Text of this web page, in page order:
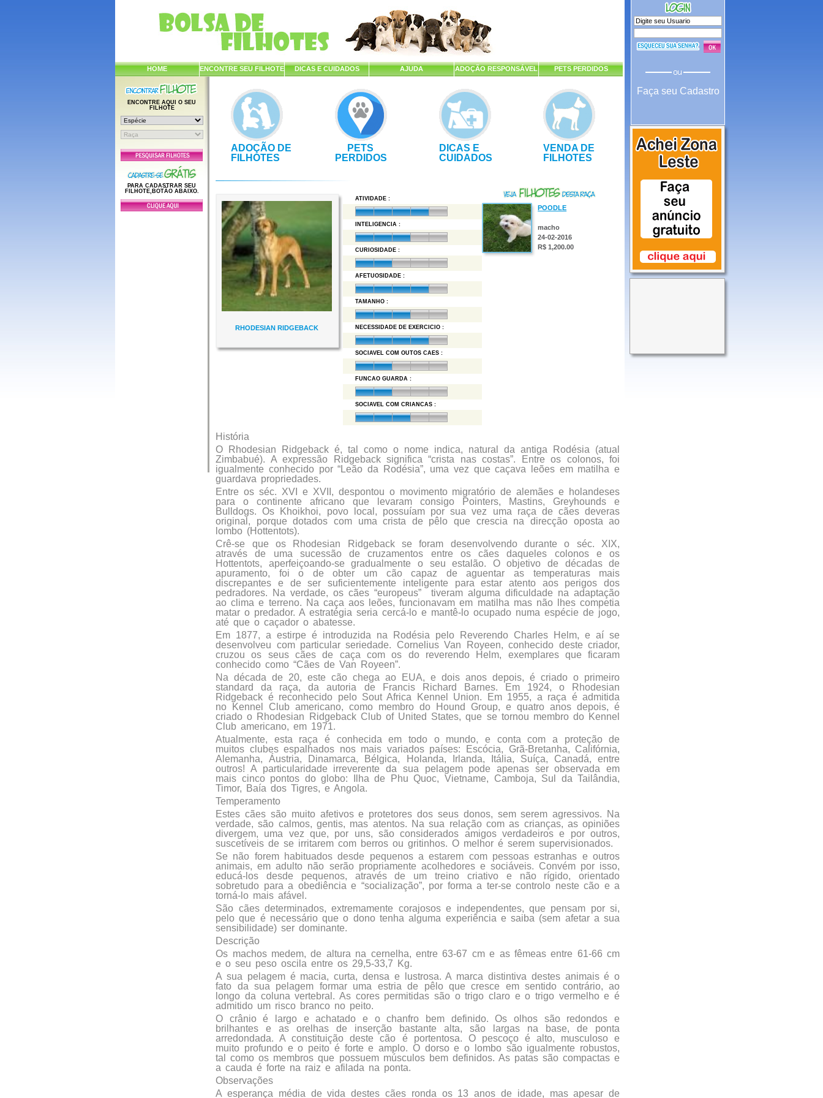
HOME ENCONTRE SEU FILHOTE DICAS E CUIDADOS AJUDA ADOÇÃO RESPONSÁVEL PETS PERDIDOS
ENCONTRE AQUI O SEU
FILHOTE
PARA CADASTRAR SEU
FILHOTE,BOTÃO ABAIXO.
ADOÇÃO DE
FILHOTES
PETS
PERDIDOS
DICAS E
CUIDADOS
VENDA DE
FILHOTES
RHODESIAN RIDGEBACK
ATIVIDADE :
INTELIGENCIA :
CURIOSIDADE :
AFETUOSIDADE :
TAMANHO :
NECESSIDADE DE EXERCICIO :
SOCIAVEL COM OUTOS CAES :
FUNCAO GUARDA :
SOCIAVEL COM CRIANCAS :
História
O Rhodesian Ridgeback é, tal como o nome indica, natural da antiga Rodésia (atual
Zimbabué). A expressão Ridgeback significa “crista nas costas”. Entre os colonos, foi
igualmente conhecido por “Leão da Rodésia”, uma vez que caçava leões em matilha e
guardava propriedades.
Entre os séc. XVI e XVII, despontou o movimento migratório de alemães e holandeses
para o continente africano que levaram consigo Pointers, Mastins, Greyhounds e
Bulldogs. Os Khoikhoi, povo local, possuíam por sua vez uma raça de cães deveras
original, porque dotados com uma crista de pêlo que crescia na direcção oposta ao
lombo (Hottentots).
Crê-se que os Rhodesian Ridgeback se foram desenvolvendo durante o séc. XIX,
através de uma sucessão de cruzamentos entre os cães daqueles colonos e os
Hottentots, aperfeiçoando-se gradualmente o seu estalão. O objetivo de décadas de
apuramento, foi o de obter um cão capaz de aguentar as temperaturas mais
discrepantes e de ser suficientemente inteligente para estar atento aos perigos dos
pedradores. Na verdade, os cães “europeus”
tiveram alguma dificuldade na adaptação
ao clima e terreno. Na caça aos leões, funcionavam em matilha mas não lhes competia
matar o predador. A estratégia seria cercá-lo e mantê-lo ocupado numa espécie de jogo,
até que o caçador o abatesse.
Em 1877, a estirpe é introduzida na Rodésia pelo Reverendo Charles Helm, e aí se
desenvolveu com particular seriedade. Cornelius Van Royeen, conhecido deste criador,
cruzou os seus cães de caça com os do reverendo Helm, exemplares que ficaram
conhecido como “Cães de Van Royeen”.
Na década de 20, este cão chega ao EUA, e dois anos depois, é criado o primeiro
standard da raça, da autoria de Francis Richard Barnes. Em 1924, o Rhodesian
Ridgeback é reconhecido pelo Sout Africa Kennel Union. Em 1955, a raça é admitida
no Kennel Club americano, como membro do Hound Group, e quatro anos depois, é
criado o Rhodesian Ridgeback Club of United States, que se tornou membro do Kennel
Club americano, em 1971.
Atualmente, esta raça é conhecida em todo o mundo, e conta com a proteção de
muitos clubes espalhados nos mais variados países: Escócia, Grã-Bretanha, Califórnia,
Alemanha, Áustria, Dinamarca, Bélgica, Holanda, Irlanda, Itália, Suíça, Canadá, entre
outros! A particularidade irreverente da sua pelagem pode apenas ser observada em
mais cinco pontos do globo: Ilha de Phu Quoc, Vietname, Camboja, Sul da Tailândia,
Timor, Baía dos Tigres, e Angola.
Temperamento
Estes cães são muito afetivos e protetores dos seus donos, sem serem agressivos. Na
verdade, são calmos, gentis, mas atentos. Na sua relação com as crianças, as opiniões
divergem, uma vez que, por uns, são considerados amigos verdadeiros e por outros,
suscetíveis de se irritarem com berros ou gritinhos. O melhor é serem supervisionados.
Se não forem habituados desde pequenos a estarem com pessoas estranhas e outros
animais, em adulto não serão propriamente acolhedores e sociáveis. Convém por isso,
educá-los desde pequenos, através de um treino criativo e não rígido, orientado
sobretudo para a obediência e “socialização”, por forma a ter-se controlo neste cão e a
torná-lo mais afável.
São cães determinados, extremamente corajosos e independentes, que pensam por si,
pelo que é necessário que o dono tenha alguma experiência e saiba (sem afetar a sua
sensibilidade) ser dominante.
Descrição
Os machos medem, de altura na cernelha, entre 63-67 cm e as fêmeas entre 61-66 cm
e o seu peso oscila entre os 29,5-33,7 Kg.
A sua pelagem é macia, curta, densa e lustrosa. A marca distintiva destes animais é o
fato da sua pelagem formar uma estria de pêlo que cresce em sentido contrário, ao
longo da coluna vertebral. As cores permitidas são o trigo claro e o trigo vermelho e é
admitido um risco branco no peito.
O crânio é largo e achatado e o chanfro bem definido. Os olhos são redondos e
brilhantes e as orelhas de inserção bastante alta, são largas na base, de ponta
arredondada. A constituição deste cão é portentosa. O pescoço é alto, musculoso e
muito profundo e o peito é forte e amplo. O dorso e o lombo são igualmente robustos,
tal como os membros que possuem músculos bem definidos. As patas são compactas e
a cauda é forte na raiz e afilada na ponta.
Observações
A esperança média de vida destes cães ronda os 13 anos de idade, mas apesar de
POODLE
macho
24-02-2016
R$ 1,200.00
Faça seu Cadastro